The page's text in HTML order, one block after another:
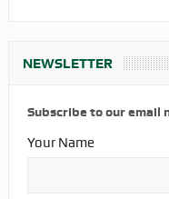
NEWSLETTER
Subscribe to our email
Your Name